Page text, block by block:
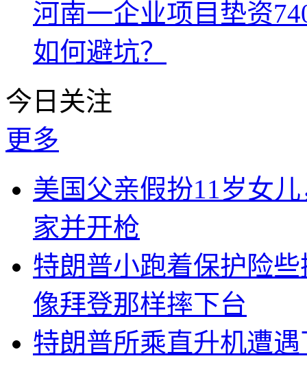
河南一企业项目垫资
如何避坑？
今日关注
更多
美国父亲假扮11岁女
家并开枪
特朗普小跑着保护险
像拜登那样摔下台
特朗普所乘直升机遭